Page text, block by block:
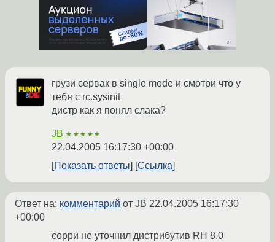
грузи сервак в single mode и смотри что у
тебя с rc.sysinit
дистр как я понял слака?
JB ★★★★★
22.04.2005 16:17:30 +00:00
Показать ответы
Ссылка
Ответ на: комментарий от JB 22.04.2005 16:17:30
+00:00
сорри не уточнил дистрибутив RH 8.0